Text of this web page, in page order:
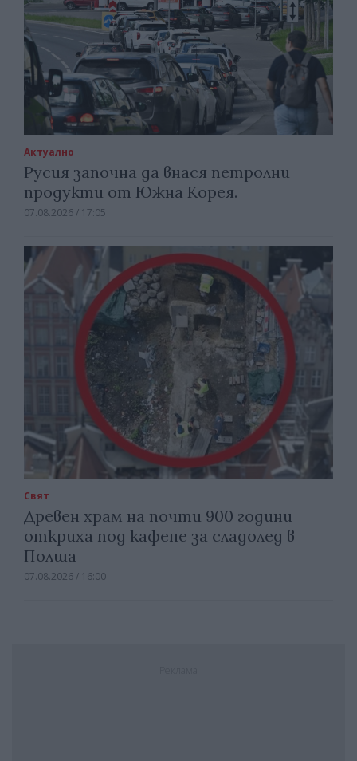
Актуално
Русия започна да внася петролни
продукти от Южна Корея.
07.08.2026 / 17:05
Свят
Древен храм на почти 900 години
откриха под кафене за сладолед в
Полша
07.08.2026 / 16:00